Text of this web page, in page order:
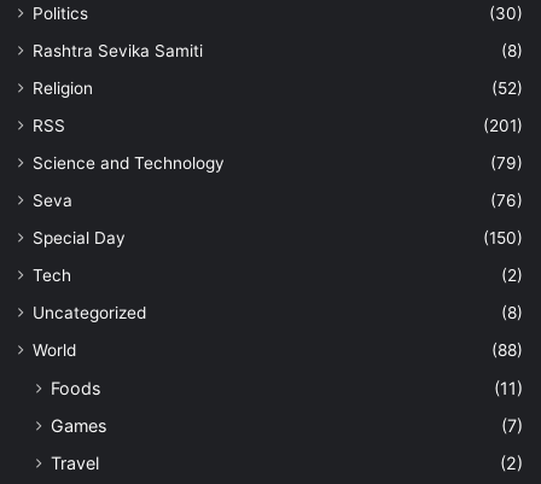
Politics
(30)
Rashtra Sevika Samiti
(8)
Religion
(52)
RSS
(201)
Science and Technology
(79)
Seva
(76)
Special Day
(150)
Tech
(2)
Uncategorized
(8)
World
(88)
Foods
(11)
Games
(7)
Travel
(2)